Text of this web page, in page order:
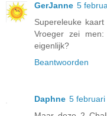
GerJanne 5
Supereleuke
Vroeger zei
eigenlijk?
Beantwoorden
Daphne 5